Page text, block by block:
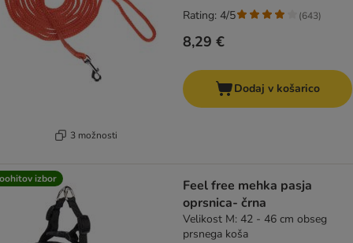
3 možnosti
8,29 €
Rating: 4/5 (643)
Dodaj v košarico
izbor
Feel free mehka pasja
oprsnica- črna
Velikost M: 42 - 46 cm obseg
prsnega koša